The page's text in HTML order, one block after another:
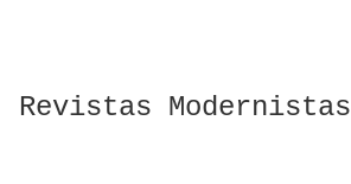
Revistas Modernistas